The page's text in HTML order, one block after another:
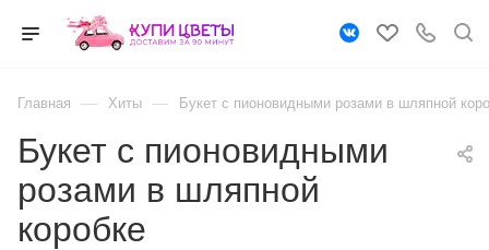
Главная — Хиты — Букет с пионовидными розами в шляпной
Букет с пионовидными
розами в шляпной
коробке